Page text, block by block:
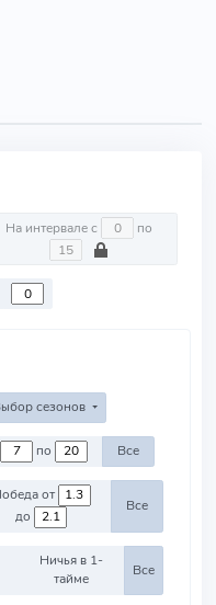
На интервале с по
сезонов
по Все
Победа от
до
Все
Ничья в 1-
тайме
Все